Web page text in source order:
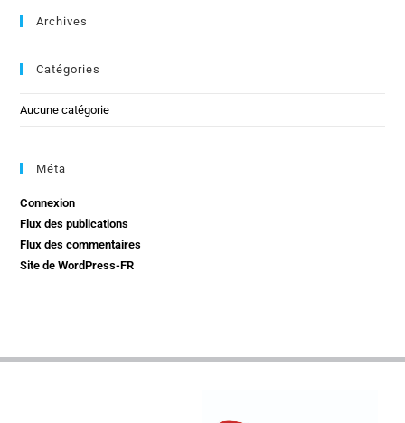
Archives
Catégories
Aucune catégorie
Méta
Connexion
Flux des publications
Flux des commentaires
Site de WordPress-FR